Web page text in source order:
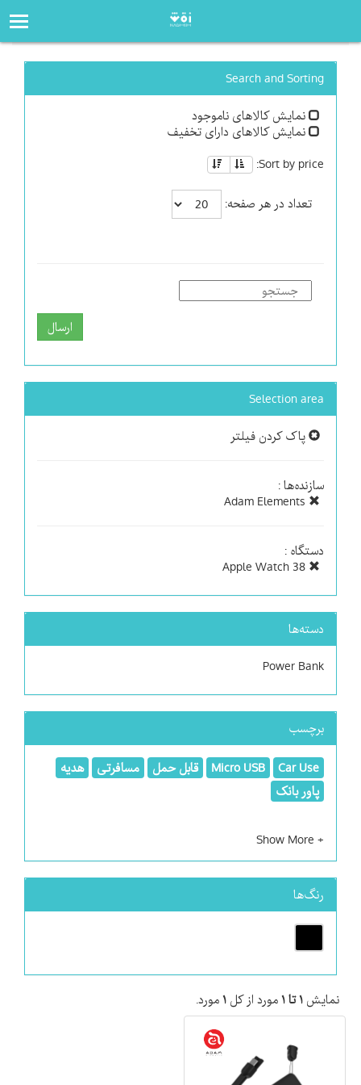
Search and Sorting
نمایش کالاهای ناموجود
نمایش کالاهای دارای تخفیف
Sort by price:
تعداد در هر صفحه:
ارسال
Selection area
پاک کردن فیلتر
سازنده‌ها :
دستگاه :
دسته‌ها
Power Bank
برچسب
Car Use
Micro USB قابل حمل مسافرتی
هدیه
پاور بانک
رنگ‌ها
نمایش ۱ تا ۱ مورد از کل ۱ مورد.